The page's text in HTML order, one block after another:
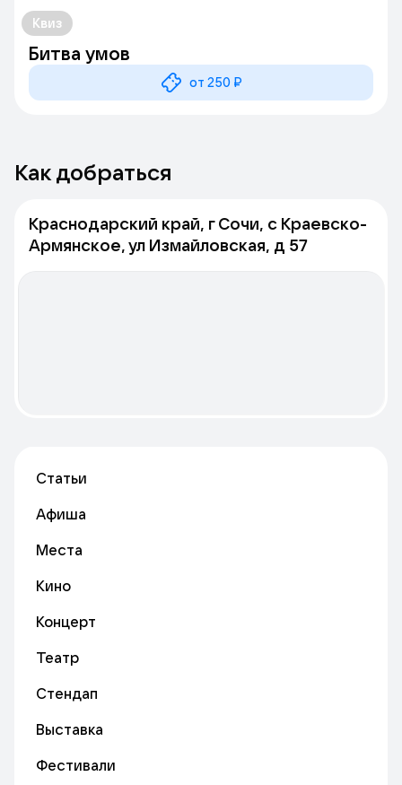
Квиз
Битва умов
от 250 ₽
Как добраться
Краснодарский край, г Сочи, с Краевско-
Армянское, ул Измайловская, д 57
Статьи
Афиша
Места
Кино
Концерт
Театр
Стендап
Выставка
Фестивали